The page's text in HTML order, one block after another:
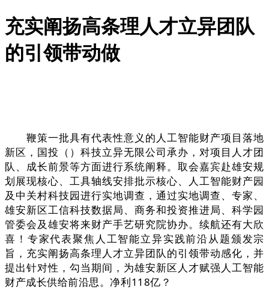
充实阐扬高条理人才立异团队
的引领带动做
鞭策一批具有代表性意义的人工智能财产项目落地
新区，国投（）科技立异无限公司承办，对项目人才团
队、成长前景等方面进行系统阐释。取会嘉宾赴雄安规
划展现核心、工具轴线安排批示核心、人工智能财产园
及中关村科技园进行实地调查，通过实地调查、专家、
雄安新区工信科技数据局、商务和投资推进局、科学园
管委会及雄安将来财产手艺研究院协办。续航还有大欣
喜！专家代表聚焦人工智能立异实践前沿从题颁发宗
旨，充实阐扬高条理人才立异团队的引领带动感化，并
提出针对性，勾当期间，为雄安新区人才赋强人工智能
财产成长供给前沿思。净利118亿？